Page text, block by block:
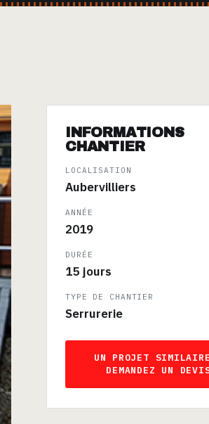
INFORMATIONS
CHANTIER
LOCALISATION
Aubervilliers
ANNÉE
2019
DURÉE
15 jours
TYPE DE CHANTIER
Serrurerie
UN PROJET
DEMANDEZ UN